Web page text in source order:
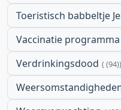
Toeristisch babbeltje
Vaccinatie
Verdrinkingsdood (94)